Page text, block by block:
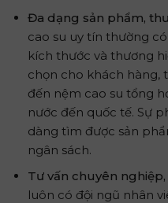
Đa dạng sản phẩm,
cao su uy tín thường
kích thước và thương
chọn cho khách hàng,
đến nệm cao su tổng
nước đến quốc tế. Sự
dàng tìm được sản
ngân sách.
Tư vấn chuyên
luôn có đội ngũ nhân